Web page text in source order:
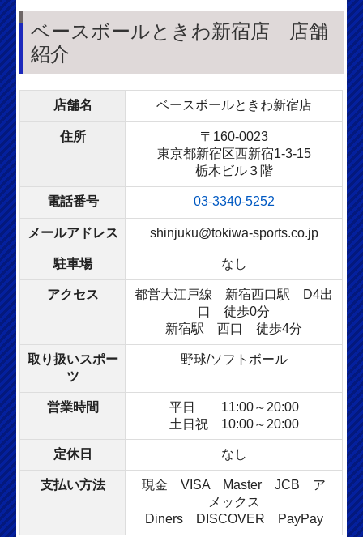
ベースボールときわ新宿店 店舗
紹介
店舗名 ベースボールときわ新宿店
住所
〒160-0023
東京都新宿区西新宿1-3-15
栃木ビル３階
電話番号 03-3340-5252
メールアドレス shinjuku@tokiwa-sports.co.jp
駐車場 なし
アクセス
都営大江戸線 新宿西口駅 D4出
口 徒歩0分
新宿駅 西口 徒歩4分
取り扱いスポー
ツ
野球/ソフトボール
営業時間
平日 11:00～20:00
土日祝 10:00～20:00
定休日 なし
支払い方法 現金 VISA Master JCB ア
メックス
Diners DISCOVER PayPay